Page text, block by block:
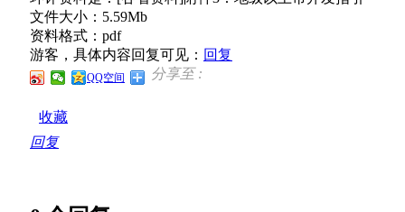
文件大小：5.59Mb
资料格式：pdf
游客，具体内容回复可见： 回复
分享至 :
QQ空间
收藏
回复